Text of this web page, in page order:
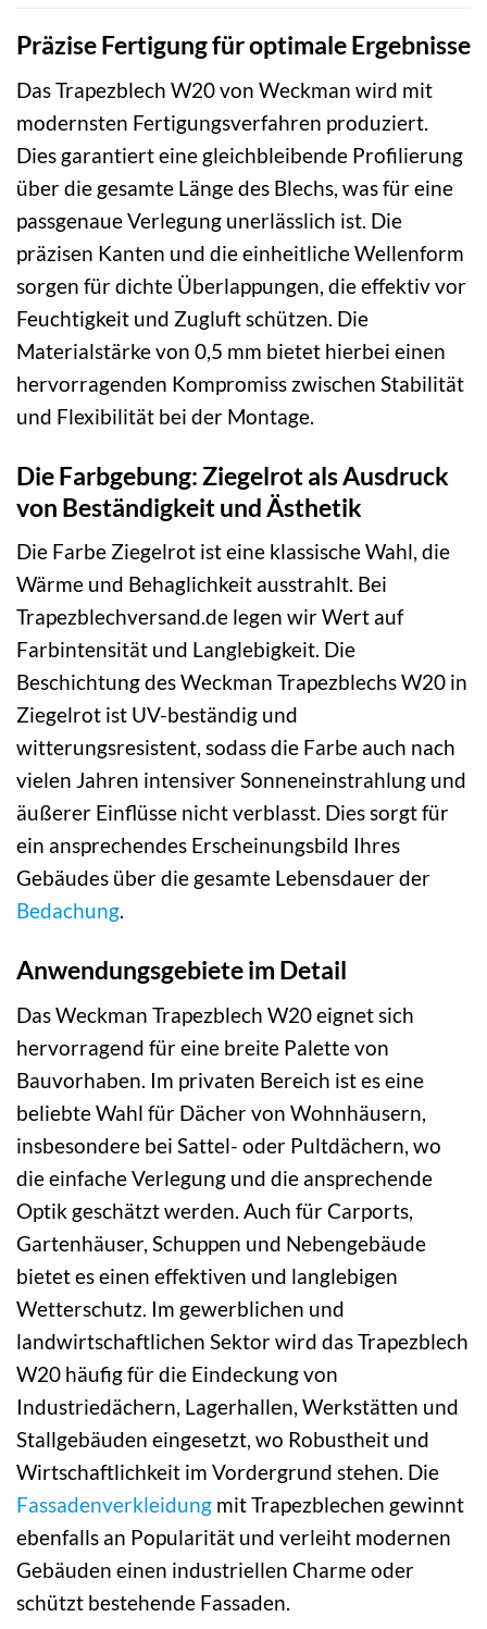
Präzise Fertigung für optimale Ergebnisse
Das Trapezblech W20 von Weckman wird mit
modernsten Fertigungsverfahren produziert.
Dies garantiert eine gleichbleibende Profilierung
über die gesamte Länge des Blechs, was für eine
passgenaue Verlegung unerlässlich ist. Die
präzisen Kanten und die einheitliche Wellenform
sorgen für dichte Überlappungen, die effektiv vor
Feuchtigkeit und Zugluft schützen. Die
Materialstärke von 0,5 mm bietet hierbei einen
hervorragenden Kompromiss zwischen Stabilität
und Flexibilität bei der Montage.
Die Farbgebung: Ziegelrot als Ausdruck
von Beständigkeit und Ästhetik
Die Farbe Ziegelrot ist eine klassische Wahl, die
Wärme und Behaglichkeit ausstrahlt. Bei
Trapezblechversand.de legen wir Wert auf
Farbintensität und Langlebigkeit. Die
Beschichtung des Weckman Trapezblechs W20 in
Ziegelrot ist UV-beständig und
witterungsresistent, sodass die Farbe auch nach
vielen Jahren intensiver Sonneneinstrahlung und
äußerer Einflüsse nicht verblasst. Dies sorgt für
ein ansprechendes Erscheinungsbild Ihres
Gebäudes über die gesamte Lebensdauer der
Bedachung.
Anwendungsgebiete im Detail
Das Weckman Trapezblech W20 eignet sich
hervorragend für eine breite Palette von
Bauvorhaben. Im privaten Bereich ist es eine
beliebte Wahl für Dächer von Wohnhäusern,
insbesondere bei Sattel- oder Pultdächern, wo
die einfache Verlegung und die ansprechende
Optik geschätzt werden. Auch für Carports,
Gartenhäuser, Schuppen und Nebengebäude
bietet es einen effektiven und langlebigen
Wetterschutz. Im gewerblichen und
landwirtschaftlichen Sektor wird das Trapezblech
W20 häufig für die Eindeckung von
Industriedächern, Lagerhallen, Werkstätten und
Stallgebäuden eingesetzt, wo Robustheit und
Wirtschaftlichkeit im Vordergrund stehen. Die
Fassadenverkleidung mit Trapezblechen gewinnt
ebenfalls an Popularität und verleiht modernen
Gebäuden einen industriellen Charme oder
schützt bestehende Fassaden.